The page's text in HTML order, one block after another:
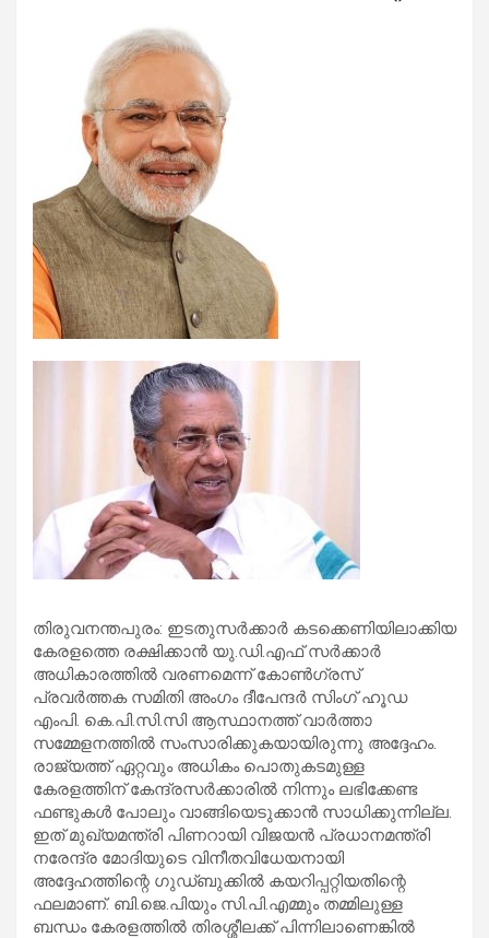
തിരുവനന്തപുരം: ഇടതുസര്‍ക്കാര്‍ കടക്കെണിയിലാക്കിയ
കേരളത്തെ രക്ഷിക്കാന്‍ യു.ഡി.എഫ് സര്‍ക്കാര്‍
അധികാരത്തില്‍ വരണമെന്ന് കോണ്‍ഗ്രസ്
പ്രവര്‍ത്തക സമിതി അംഗം ദീപേന്ദര്‍ സിംഗ് ഹൂഡ
എംപി. കെ.പി.സി.സി ആസ്ഥാനത്ത് വാര്‍ത്താ
സമ്മേളനത്തില്‍ സംസാരിക്കുകയായിരുന്നു അദ്ദേഹം.
രാജ്യത്ത് ഏറ്റവും അധികം പൊതുകടമുള്ള
കേരളത്തിന് കേന്ദ്രസര്‍ക്കാരില്‍ നിന്നും ലഭിക്കേണ്ട
ഫണ്ടുകള്‍ പോലും വാങ്ങിയെടുക്കാന്‍ സാധിക്കുന്നില്ല.
ഇത് മുഖ്യമന്ത്രി പിണറായി വിജയന്‍ പ്രധാനമന്ത്രി
നരേന്ദ്ര മോദിയുടെ വിനീതവിധേയനായി
അദ്ദേഹത്തിന്റെ ഗുഡ്ബുക്കില്‍ കയറിപ്പറ്റിയതിന്റെ
ഫലമാണ്. ബി.ജെ.പിയും സി.പി.എമ്മും തമ്മിലുള്ള
ബന്ധം കേരളത്തില്‍ തിരശ്ശീലക്ക് പിന്നിലാണെങ്കില്‍